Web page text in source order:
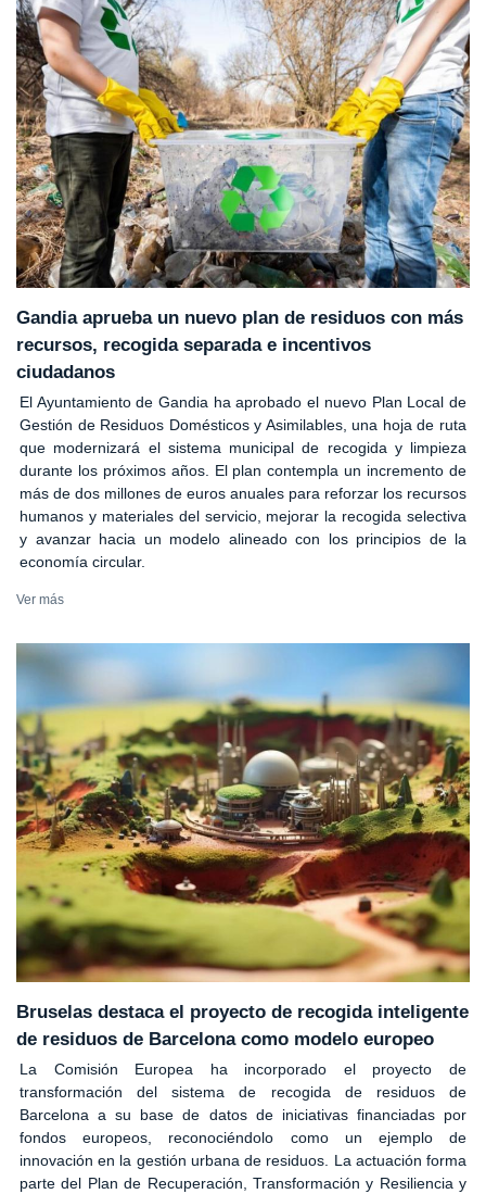
Gandia aprueba un nuevo plan de residuos con más
recursos, recogida separada e incentivos
ciudadanos
El Ayuntamiento de Gandia ha aprobado el nuevo Plan Local de
Gestión de Residuos Domésticos y Asimilables, una hoja de ruta
que modernizará el sistema municipal de recogida y limpieza
durante los próximos años. El plan contempla un incremento de
más de dos millones de euros anuales para reforzar los recursos
humanos y materiales del servicio, mejorar la recogida selectiva
y avanzar hacia un modelo alineado con los principios de la
economía circular.
Ver más
Bruselas destaca el proyecto de recogida inteligente
de residuos de Barcelona como modelo europeo
La Comisión Europea ha incorporado el proyecto de
transformación del sistema de recogida de residuos de
Barcelona a su base de datos de iniciativas financiadas por
fondos europeos, reconociéndolo como un ejemplo de
innovación en la gestión urbana de residuos. La actuación forma
parte del Plan de Recuperación, Transformación y Resiliencia y